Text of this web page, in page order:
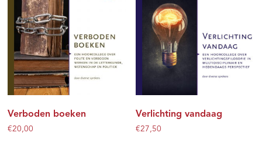
Verboden boeken
€20,00
Verlichting vandaag
€27,50